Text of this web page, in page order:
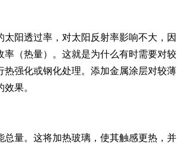
太阳透过率，对太阳反射率影响不大，因
率（热量）。这就是为什么有时需要对较
热强化或钢化处理。添加金属涂层对较薄
果。
总量。这将加热玻璃，使其触感更热，并